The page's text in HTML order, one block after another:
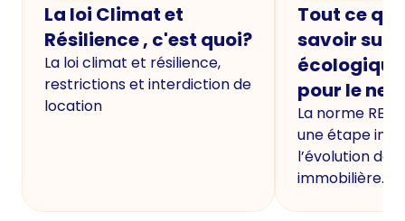
La loi Climat et
Résilience , c'est quoi?
La loi climat et résilience,
restrictions et interdiction de
location
Tout ce
savoir sur
écologique
pour le
La norme
une étape
l’évolution de
immobilière.